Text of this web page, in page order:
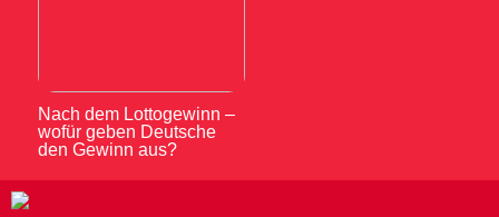
Nach dem Lottogewinn –
wofür geben Deutsche
den Gewinn aus?